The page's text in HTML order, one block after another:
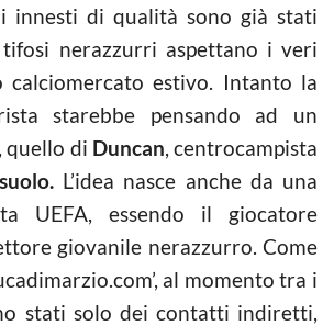
innesti di qualità sono già stati
tifosi nerazzurri aspettano i veri
estivo. Intanto la
starebbe pensando ad un
di Duncan, centrocampista
L’idea nasce anche da una
UEFA, essendo il giocatore
giovanile nerazzurro. Come
al momento tra i
stati solo dei contatti indiretti,